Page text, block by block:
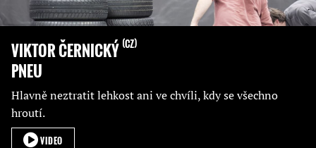
VIKTOR ČERNICKÝ CZ
PNEU
Hlavně neztratit lehkost ani ve chvíli, kdy se všechno
hroutí.
VIDEO